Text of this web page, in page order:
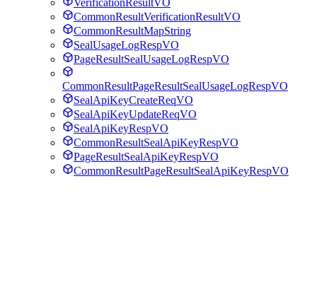
CommonResultVerificationResultVO
CommonResultMapString
SealUsageLogRespVO
PageResultSealUsageLogRespVO
CommonResultPageResultSealUsageLogRespVO
SealApiKeyCreateReqVO
SealApiKeyUpdateReqVO
SealApiKeyRespVO
CommonResultSealApiKeyRespVO
PageResultSealApiKeyRespVO
CommonResultPageResultSealApiKeyRespVO